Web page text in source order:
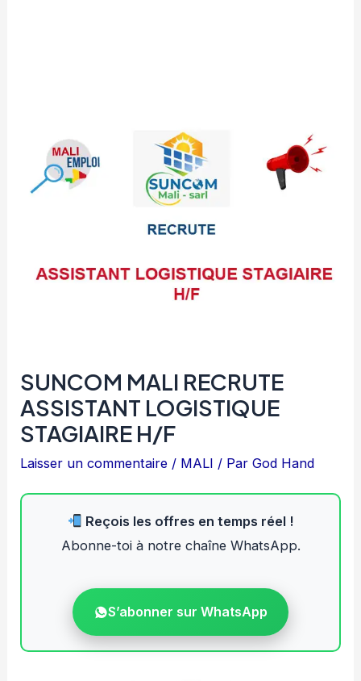
SUNCOM MALI RECRUTE
ASSISTANT LOGISTIQUE
STAGIAIRE H/F
Laisser un commentaire / MALI / ParGod Hand
Reçois les offres en temps réel !
Abonne-toi à notre chaîne WhatsApp.
S’abonner sur WhatsApp